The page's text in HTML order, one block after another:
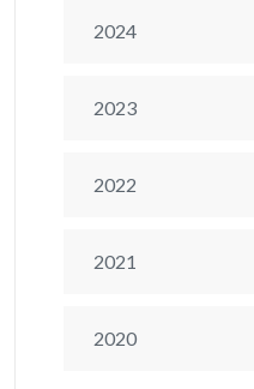
2024
2023
2022
2021
2020